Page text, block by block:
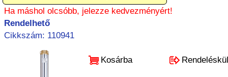
Ha máshol olcsóbb, jelezze kedvezményért!
Rendelhető
Cikkszám: 110941
Kosárba